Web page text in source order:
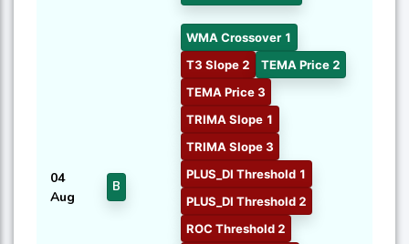
04
Aug
B
WMA Crossover 1
T3 Slope 2
TEMA Price 2
TEMA Price 3
TRIMA Slope 1
TRIMA Slope 3
PLUS_DI Threshold 1
PLUS_DI Threshold 2
ROC Threshold 2